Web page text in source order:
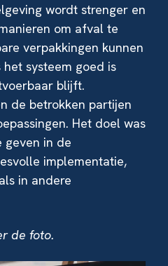
wordt strenger en
om afval te
verpakkingen kunnen
systeem goed is
blijft.
de betrokken partijen
Het doel was
geven in de
implementatie,
in andere
de foto.